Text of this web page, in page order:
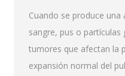
Cuando se produce
sangre, pus o partículas
tumores que afectan la
expansión normal del